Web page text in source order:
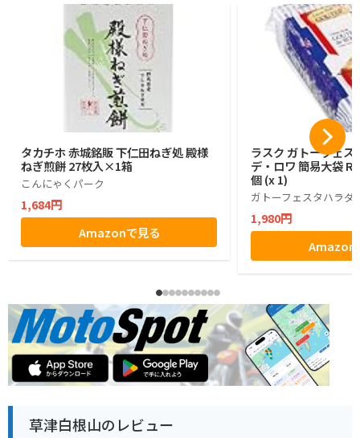
タカチホ 赤城銘販 下仁田ねぎ処 殿様
ねぎ煎餅 27枚入×1箱
こんにゃくパーク
1,684円
Amazonで見る
ラスク ガトーフェス
デ・ロワ 簡易大袋
個 (x 1)
ガトーフェスタハラダ
1,980円
Amazon
草津白根山のレビュー